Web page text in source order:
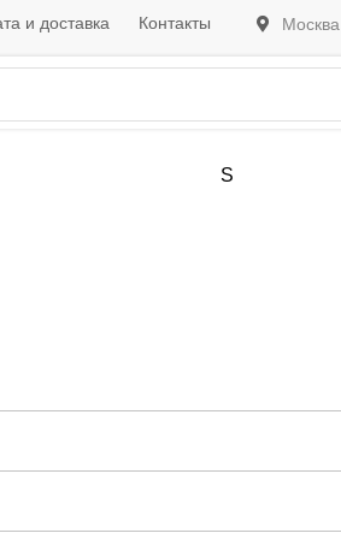
Москва
и доставка Контакты
S